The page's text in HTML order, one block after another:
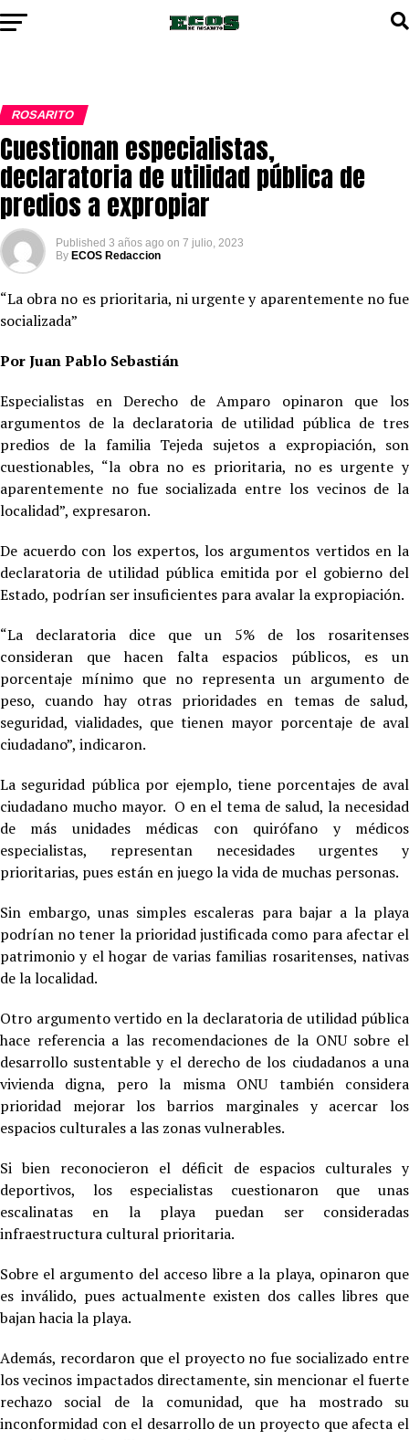
ROSARITO
Cuestionan especialistas,
declaratoria de utilidad pública de
predios a expropiar
Published 3 años ago on 7 julio, 2023
By ECOS Redaccion
“La obra no es prioritaria, ni urgente y aparentemente no fue
socializada”
Por Juan Pablo Sebastián
Especialistas en Derecho de Amparo opinaron que los
argumentos de la declaratoria de utilidad pública de tres
predios de la familia Tejeda sujetos a expropiación, son
cuestionables, “la obra no es prioritaria, no es urgente y
aparentemente no fue socializada entre los vecinos de la
localidad”, expresaron.
De acuerdo con los expertos, los argumentos vertidos en la
declaratoria de utilidad pública emitida por el gobierno del
Estado, podrían ser insuficientes para avalar la expropiación.
“La declaratoria dice que un 5% de los rosaritenses
consideran que hacen falta espacios públicos, es un
porcentaje mínimo que no representa un argumento de
peso, cuando hay otras prioridades en temas de salud,
seguridad, vialidades, que tienen mayor porcentaje de aval
ciudadano”, indicaron.
La seguridad pública por ejemplo, tiene porcentajes de aval
ciudadano mucho mayor. O en el tema de salud, la necesidad
de más unidades médicas con quirófano y médicos
especialistas, representan necesidades urgentes y
prioritarias, pues están en juego la vida de muchas personas.
Sin embargo, unas simples escaleras para bajar a la playa
podrían no tener la prioridad justificada como para afectar el
patrimonio y el hogar de varias familias rosaritenses, nativas
de la localidad.
Otro argumento vertido en la declaratoria de utilidad pública
hace referencia a las recomendaciones de la ONU sobre el
desarrollo sustentable y el derecho de los ciudadanos a una
vivienda digna, pero la misma ONU también considera
prioridad mejorar los barrios marginales y acercar los
espacios culturales a las zonas vulnerables.
Si bien reconocieron el déficit de espacios culturales y
deportivos, los especialistas cuestionaron que unas
escalinatas en la playa puedan ser consideradas
infraestructura cultural prioritaria.
Sobre el argumento del acceso libre a la playa, opinaron que
es inválido, pues actualmente existen dos calles libres que
bajan hacia la playa.
Además, recordaron que el proyecto no fue socializado entre
los vecinos impactados directamente, sin mencionar el fuerte
rechazo social de la comunidad, que ha mostrado su
inconformidad con el desarrollo de un proyecto que afecta el